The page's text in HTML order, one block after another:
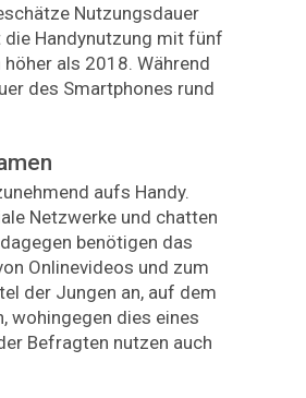
Nutzungsdauer
die Handynutzung mit fünf
als 2018. Während
des Smartphones rund
aufs Handy.
Netzwerke und chatten
benötigen das
Onlinevideos und zum
der Jungen an, auf dem
wohingegen dies eines
Befragten nutzen auch